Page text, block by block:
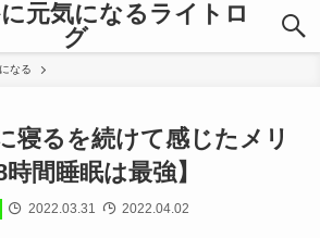
元気になるライトロ
グ
なる
寝るを続けて感じたメリ
間睡眠は最強】
2022.03.31 2022.04.02